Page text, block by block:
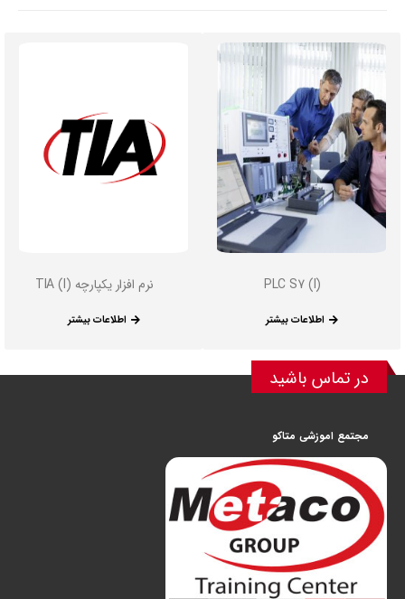
PLC S7 (I)
اطلاعات بیشتر
نرم افزار یکپارچه TIA (I)
اطلاعات بیشتر
در تماس باشید
مجتمع اموزشی متاکو